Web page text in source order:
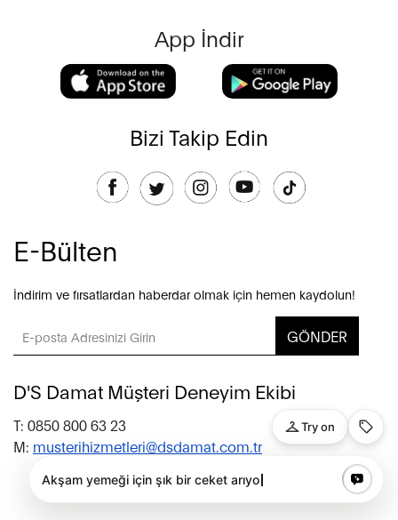
App İndir
Bizi Takip Edin
E-Bülten
İndirim ve fırsatlardan haberdar olmak için hemen kaydolun!
GÖNDER
D'S Damat Müşteri Deneyim Ekibi
T: 0850 800 63 23
M: musterihizmetleri@dsdamat.com.tr